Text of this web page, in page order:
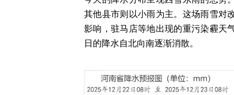
其他县市则以小雨为主。这场雨雪对
影响，驻马店等地出现的重污染霾天
日的降水自北向南逐渐消散。